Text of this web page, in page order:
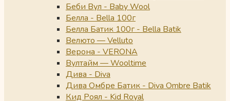
Беби Вул - Baby Wool
Белла - Bella 100г
Белла Батик 100г - Bella Batik
Велюто — Velluto
Верона - VERONA
Вултайм — Wooltime
Дива - Diva
Дива Омбре Батик - Diva Ombre Batik
Кид Роял - Kid Royal